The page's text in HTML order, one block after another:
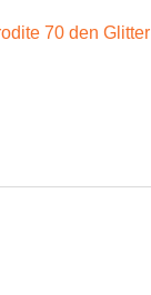
70 den Glitter